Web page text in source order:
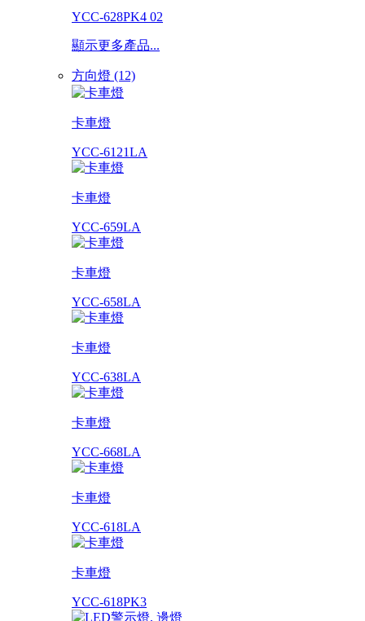
YCC-628PK4 02
顯示更多產品...
方向燈 (12)
卡車燈
YCC-6121LA
卡車燈
YCC-659LA
卡車燈
YCC-658LA
卡車燈
YCC-638LA
卡車燈
YCC-668LA
卡車燈
YCC-618LA
卡車燈
YCC-618PK3